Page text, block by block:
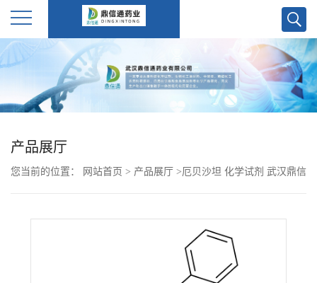
公
产品展厅
您当前的位置： 网站首页 > 产品展厅 >厄贝沙坦 化学试剂 武汉鼎信